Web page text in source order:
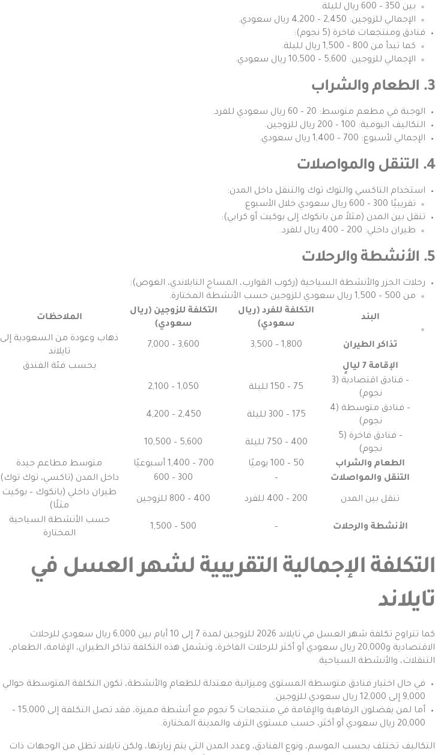
بين 350 – 600 ريال لليلة.
الإجمالي للزوجين: 2,450 – 4,200 ريال سعودي.
فنادق ومنتجعات فاخرة (5 نجوم):
كما تبدأ من 800 – 1,500 ريال لليلة.
الإجمالي للزوجين: 5,600 – 10,500 ريال سعودي.
3. الطعام والشراب
الوجبة في مطعم متوسط: 20 – 60 ريال سعودي للفرد.
التكاليف اليومية: 100 – 200 ريال للزوجين.
الإجمالي لأسبوع: 700 – 1,400 ريال سعودي.
4. التنقل والمواصلات
استخدام التاكسي والتوك توك والتنقل داخل المدن:
تقريبيًا 300 – 600 ريال سعودي خلال الأسبوع.
تنقل بين المدن (مثلاً من بانكوك إلى بوكيت أو كرابي):
طيران داخلي: 200 – 400 ريال للفرد.
5. الأنشطة والرحلات
رحلات الجزر والأنشطة السياحية (ركوب القوارب، المساج التايلاندي، الغوص):
من 500 – 1,500 ريال سعودي للزوجين حسب الأنشطة المختارة.
البند
التكلفة للفرد (ريال
سعودي)
التكلفة للزوجين (ريال
سعودي)
الملاحظات
تذاكر الطيران 1,800 – 3,500
3,600 – 7,000
ذهاب وعودة من السعودية إلى
تايلاند
الإقامة 7 ليالٍ
بحسب فئة الفندق
– فنادق اقتصادية (3
نجوم)
75 – 150 لليلة 1,050 – 2,100
– فنادق متوسطة (4
نجوم)
175 – 300 لليلة 2,450 – 4,200
– فنادق فاخرة (5
نجوم)
400 – 750 لليلة 5,600 – 10,500
الطعام والشراب 50 – 100 يوميًا 700 – 1,400 أسبوعيًا
متوسط مطاعم جيدة
التنقل والمواصلات
–
300 – 600 داخل المدن (تاكسي، توك توك)
تنقل بين المدن 200 – 400 للفرد 400 – 800 للزوجين
طيران داخلي (بانكوك – بوكيت
مثلًا)
الأنشطة والرحلات –
500 – 1,500
حسب الأنشطة السياحية
المختارة
التكلفة الإجمالية التقريبية لشهر العسل في
تايلاند
كما تتراوح تكلفة شهر العسل في تايلاند 2026 للزوجين لمدة 7 إلى 10 أيام بين 6,000 ريال سعودي للرحلات
الاقتصادية و20,000 ريال سعودي أو أكثر للرحلات الفاخرة، وتشمل هذه التكلفة تذاكر الطيران، الإقامة، الطعام،
التنقلات، والأنشطة السياحية.
في حال اختيار فنادق متوسطة المستوى وميزانية معتدلة للطعام والأنشطة، تكون التكلفة المتوسطة حوالي
9,000 إلى 12,000 ريال سعودي للزوجين.
أما لمن يفضلون الرفاهية والإقامة في منتجعات 5 نجوم مع أنشطة مميزة، فقد تصل التكلفة إلى 15,000 –
20,000 ريال سعودي أو أكثر، حسب مستوى الترف والمدينة المختارة.
التكاليف تختلف بحسب الموسم، ونوع الفنادق، وعدد المدن التي يتم زيارتها، ولكن تايلاند تظل من الوجهات ذات